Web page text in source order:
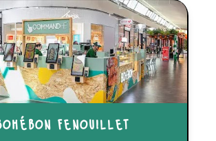
fenouillet